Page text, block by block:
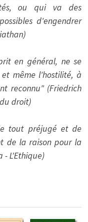
ou qui va des
d'engendrer
en général, ne se
même l'hostilité, à
reconnu" (Friedrich
droit)
tout préjugé et de
de la raison pour la
- L'Ethique)